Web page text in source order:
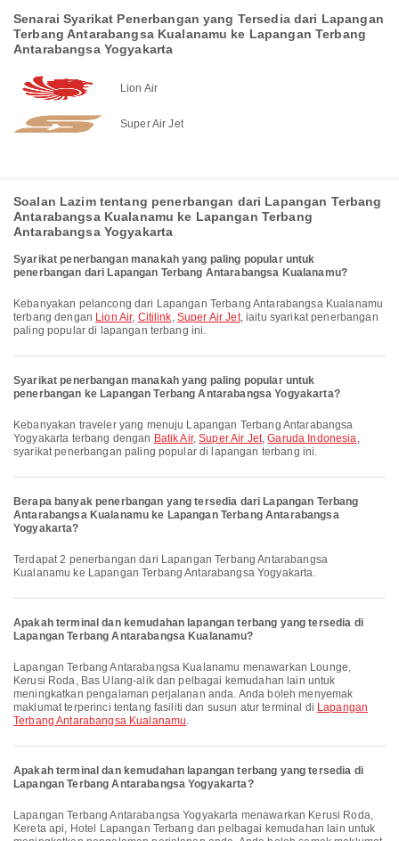
Senarai Syarikat Penerbangan yang Tersedia dari Lapangan
Terbang Antarabangsa Kualanamu ke Lapangan Terbang
Antarabangsa Yogyakarta
Lion Air
Super Air Jet
Soalan Lazim tentang penerbangan dari Lapangan Terbang
Antarabangsa Kualanamu ke Lapangan Terbang
Antarabangsa Yogyakarta
Syarikat penerbangan manakah yang paling popular untuk
penerbangan dari Lapangan Terbang Antarabangsa Kualanamu?
Kebanyakan pelancong dari Lapangan Terbang Antarabangsa Kualanamu
terbang dengan Lion Air, Citilink, Super Air Jet, iaitu syarikat penerbangan
paling popular di lapangan terbang ini.
Syarikat penerbangan manakah yang paling popular untuk
penerbangan ke Lapangan Terbang Antarabangsa Yogyakarta?
Kebanyakan traveler yang menuju Lapangan Terbang Antarabangsa
Yogyakarta terbang dengan Batik Air,Super Air Jet,Garuda Indonesia,
syarikat penerbangan paling popular di lapangan terbang ini.
Berapa banyak penerbangan yang tersedia dari Lapangan Terbang
Antarabangsa Kualanamu ke Lapangan Terbang Antarabangsa
Yogyakarta?
Terdapat 2 penerbangan dari Lapangan Terbang Antarabangsa
Kualanamu ke Lapangan Terbang Antarabangsa Yogyakarta.
Apakah terminal dan kemudahan lapangan terbang yang tersedia di
Lapangan Terbang Antarabangsa Kualanamu?
Lapangan Terbang Antarabangsa Kualanamu menawarkan Lounge,
Kerusi Roda, Bas Ulang-alik dan pelbagai kemudahan lain untuk
meningkatkan pengalaman perjalanan anda. Anda boleh menyemak
maklumat terperinci tentang fasiliti dan susun atur terminal di Lapangan
Terbang Antarabangsa Kualanamu.
Apakah terminal dan kemudahan lapangan terbang yang tersedia di
Lapangan Terbang Antarabangsa Yogyakarta?
Lapangan Terbang Antarabangsa Yogyakarta menawarkan Kerusi Roda,
Kereta api, Hotel Lapangan Terbang dan pelbagai kemudahan lain untuk